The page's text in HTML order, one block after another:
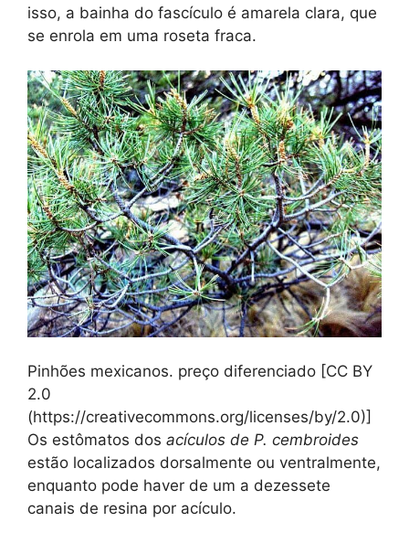
isso, a bainha do fascículo é amarela clara, que
se enrola em uma roseta fraca.
Pinhões mexicanos. preço diferenciado [CC BY
2.0
(https://creativecommons.org/licenses/by/2.0)]
Os estômatos dos acículos de P. cembroides
estão localizados dorsalmente ou ventralmente,
enquanto pode haver de um a dezessete
canais de resina por acículo.